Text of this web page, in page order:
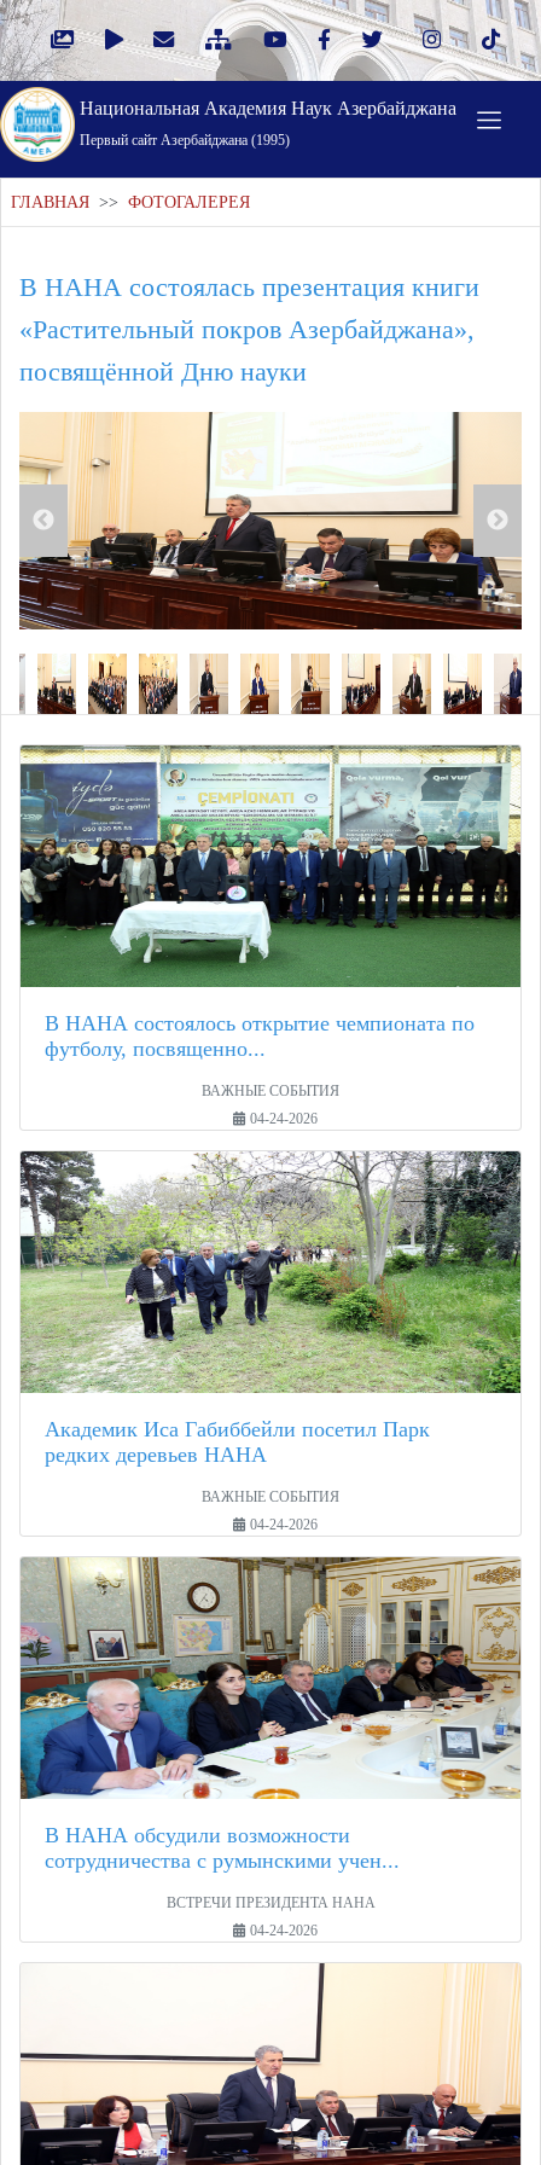
Национальная Академия Наук Азербайджана
Первый cайт Азербайджана (1995)
ГЛАВНАЯ >> ФОТОГАЛЕРЕЯ
В НАНА состоялась презентация книги
«Растительный покров Азербайджана»,
посвящённой Дню науки
В НАНА состоялось открытие чемпионата по
футболу, посвященно...
ВАЖНЫЕ СОБЫТИЯ
04-24-2026
Академик Иса Габиббейли посетил Парк
редких деревьев НАНА
ВАЖНЫЕ СОБЫТИЯ
04-24-2026
В НАНА обсудили возможности
сотрудничества с румынскими учен...
ВСТРЕЧИ ПРЕЗИДЕНТА НАНА
04-24-2026